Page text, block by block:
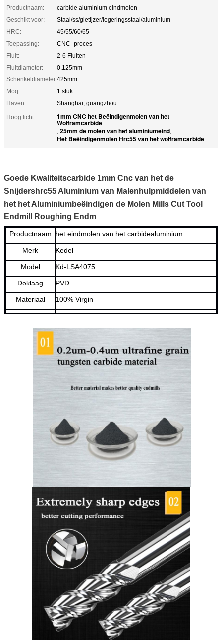
Productnaam:
carbide aluminium eindmolen
Geschikt voor:
Staal/ss/gietijzer/legeringsstaal/aluminium
HRC:
45/55/60/65
Toepassing:
CNC -proces
Fluit:
2-6 Fluiten
Fluitdiameter:
0.125mm
Schenkeldiameter:425mm
Moq:
1 stuk
Haven:
Shanghai, guangzhou
Hoog licht:
1mm CNC het Beëindigenmolen van het
Wolframcarbide
, 25mm de molen van het aluminiumeind,
Het Beëindigenmolen Hrc55 van het wolframcarbide
Goede Kwaliteitscarbide 1mm Cnc van het de
Snijdershrc55 Aluminium van Malenhulpmiddelen van
het het Aluminiumbeëindigen de Molen Mills Cut Tool
Endmill Roughing Endm
Productnaam het eindmolen van het carbidealuminium
Merk Kedel
Model Kd-LSA4075
Deklaag PVD
Materiaal 100% Virgin
Rang MC115/MC118/MC118X/MC335
Werkstuk
HRC
Hoekstraal
0.125mm
Steeldiameter 425mm
45/55/60/65